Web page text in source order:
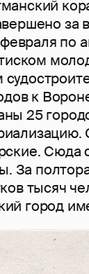
за
по
к
25
Сюда
За
тысяч
город